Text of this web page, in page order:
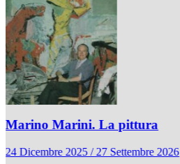
Marino Marini. La pittura
24 Dicembre 2025 / 27 Settembre 2026